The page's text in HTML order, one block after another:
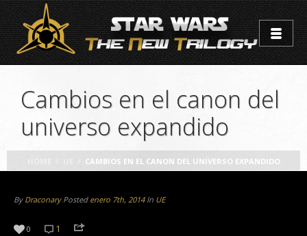
Cambios en el canon del
universo expandido
CAMBIOS EN EL CANON DEL UNIVERSO EXPANDIDO
By Draconary Posted enero 7th, 2014 In UE
0 1